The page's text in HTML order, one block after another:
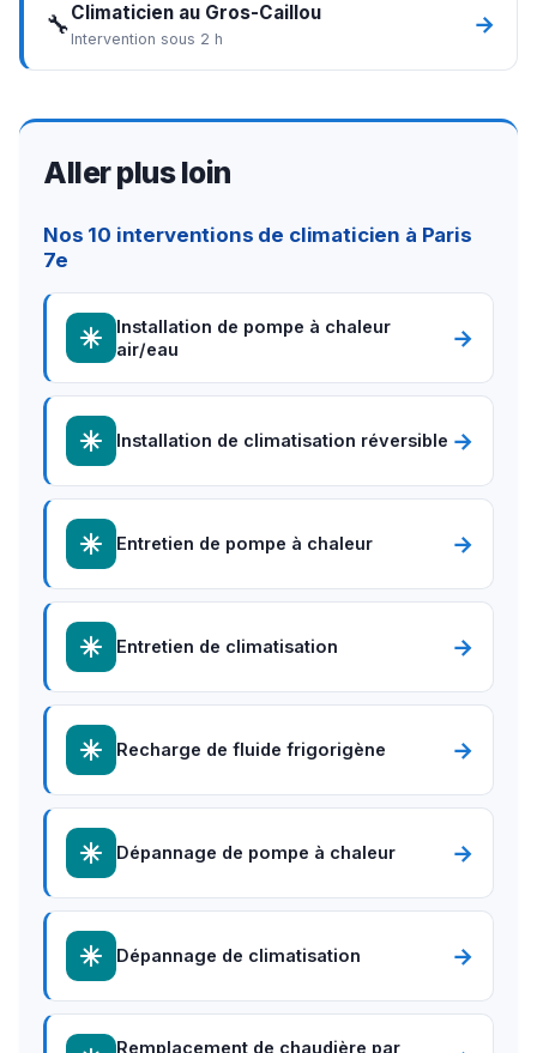
🔧Climaticien au Gros-Caillou
Intervention sous 2 h →
Aller plus loin
Nos 10 interventions de climaticien à Paris
7e
Installation de pompe à chaleur
air/eau
→
Installation de climatisation réversible →
Entretien de pompe à chaleur →
Entretien de climatisation →
Recharge de fluide frigorigène →
Dépannage de pompe à chaleur →
Dépannage de climatisation →
Remplacement de chaudière par